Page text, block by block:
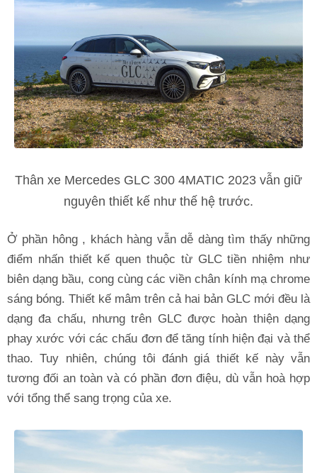
Thân xe Mercedes GLC 300 4MATIC 2023 vẫn giữ
nguyên thiết kế như thế hệ trước.
Ở phần hông , khách hàng vẫn dễ dàng tìm thấy những
điểm nhấn thiết kế quen thuộc từ GLC tiền nhiệm như
biên dạng bầu, cong cùng các viền chân kính mạ chrome
sáng bóng. Thiết kế mâm trên cả hai bản GLC mới đều là
dạng đa chấu, nhưng trên GLC được hoàn thiện dạng
phay xước với các chấu đơn để tăng tính hiện đại và thể
thao. Tuy nhiên, chúng tôi đánh giá thiết kế này vẫn
tương đối an toàn và có phần đơn điệu, dù vẫn hoà hợp
với tổng thể sang trọng của xe.